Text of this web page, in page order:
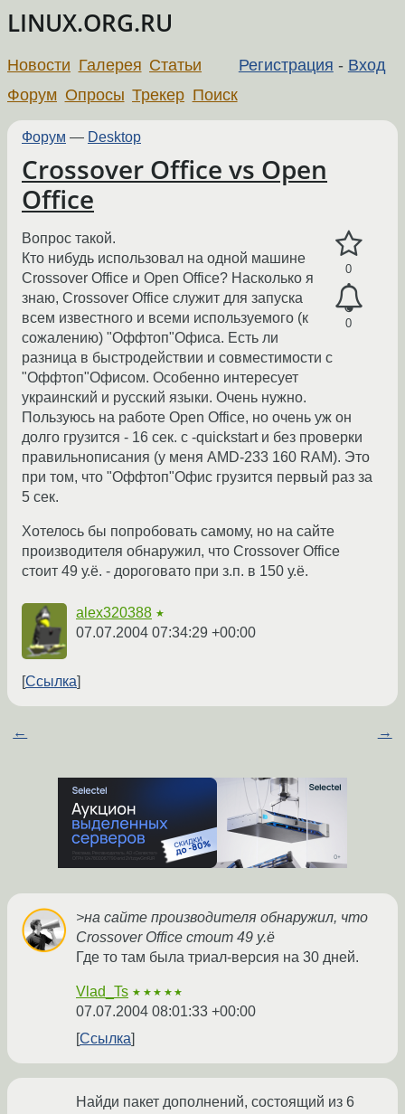
LINUX.ORG.RU
Регистрация - Вход
Новости Галерея Статьи
Форум Опросы Трекер Поиск
Форум — Desktop
Crossover Office vs Open
Office
0
0
Вопрос такой.
Кто нибудь использовал на одной машине
Crossover Office и Open Office? Насколько я
знаю, Crossover Office служит для запуска
всем известного и всеми используемого (к
сожалению) "Оффтоп"Офиса. Есть ли
разница в быстродействии и совместимости с
"Оффтоп"Офисом. Особенно интересует
украинский и русский языки. Очень нужно.
Пользуюсь на работе Open Office, но очень уж он
долго грузится - 16 сек. с -quickstart и без проверки
правильнописания (у меня AMD-233 160 RAM). Это
при том, что "Оффтоп"Офис грузится первый раз за
5 сек.
Хотелось бы попробовать самому, но на сайте
производителя обнаружил, что Crossover Officе
стоит 49 у.ё. - дороговато при з.п. в 150 у.ё.
alex320388 ★
07.07.2004 07:34:29 +00:00
Ссылка
← →
>на сайте производителя обнаружил, что
Crossover Officе стоит 49 у.ё
Где то там была триал-версия на 30 дней.
Vlad_Ts ★★★★★
07.07.2004 08:01:33 +00:00
Ссылка
Найди пакет дополнений, состоящий из 6